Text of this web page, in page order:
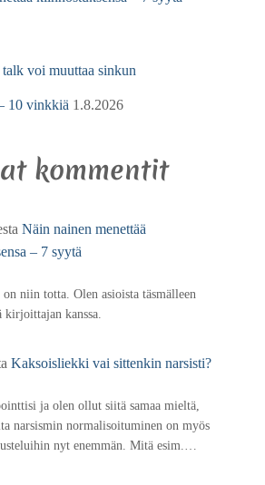
voi muuttaa sinkun
10 vinkkiä 1.8.2026
kommentit
Näin nainen menettää
– 7 syytä
niin totta. Olen asioista täsmälleen
kirjoittajan kanssa.
Kaksoisliekki vai sittenkin narsisti?
ja olen ollut siitä samaa mieltä,
narsismin normalisoituminen on myös
nyt enemmän. Mitä esim.…